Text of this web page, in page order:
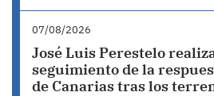
07/08/2026
José Luis Perestelo
seguimiento de la
de Canarias tras los